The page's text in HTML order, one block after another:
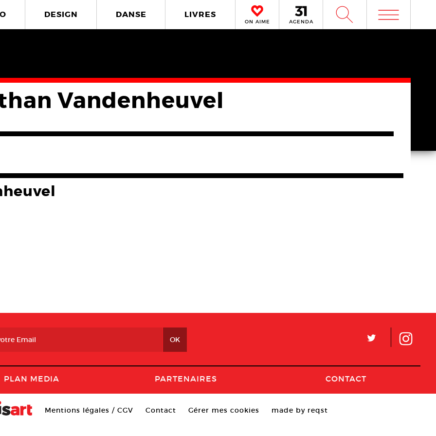
DESIGN DANSE LIVRES
ON AIME AGENDA W m
Vandenheuvel
L
PLAN MEDIA PARTENAIRES CONTACT
Mentions légales / CGV Contact Gérer mes cookies made by reqst